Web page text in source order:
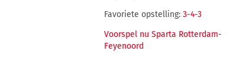
Favoriete opstelling: 3-4-3
Voorspel nu Sparta Rotterdam-
Feyenoord